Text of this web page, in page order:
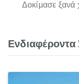
Δοκίμασε ξανά